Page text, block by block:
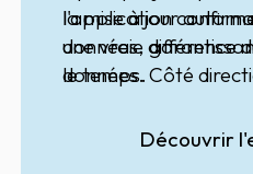
la mise à jour
données,
le temps.
l'application
une vraie différence
données. Côté
grâce à
risques depuis
Découvrir